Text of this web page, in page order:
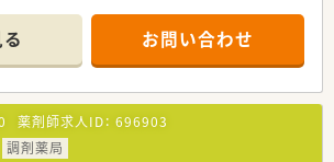
員が多く在籍しており、キャリアに関わらずフラ
し合いながら切磋琢磨できる明るい雰囲気が特
師が専門性を発揮しやすい環境作りに注力していま
を支える資格支援制度などの制度が充実してお
てキャリアを築けることを大切にする法人です。
需状況について】
子駅から徒歩15分ほどの立地にあり、小児科と
お問い合わせ
薬剤師求人ID： 696903
調剤薬局